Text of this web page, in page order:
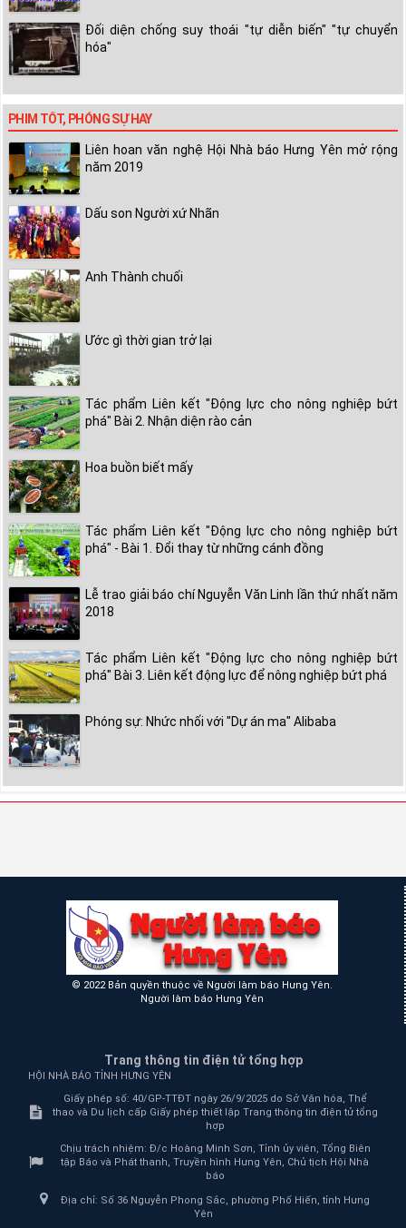
Đối diện chống suy thoái "tự diễn biến" "tự chuyển
hóa"
PHIM TỐT, PHÓNG SỰ HAY
Liên hoan văn nghệ Hội Nhà báo Hưng Yên mở rộng
năm 2019
Dấu son Người xứ Nhãn
Anh Thành chuối
Ước gì thời gian trở lại
Tác phẩm Liên kết "Động lực cho nông nghiệp bứt
phá" Bài 2. Nhận diện rào cản
Hoa buồn biết mấy
Tác phẩm Liên kết "Động lực cho nông nghiệp bứt
phá" - Bài 1. Đổi thay từ những cánh đồng
Lễ trao giải báo chí Nguyễn Văn Linh lần thứ nhất năm
2018
Tác phẩm Liên kết "Động lực cho nông nghiệp bứt
phá" Bài 3. Liên kết động lực để nông nghiệp bứt phá
Phóng sự: Nhức nhối với "Dự án ma" Alibaba
© 2022 Bản quyền thuộc về Người làm báo Hưng Yên.
Người làm báo Hưng Yên
Trang thông tin điện tử tổng hợp
HỘI NHÀ BÁO TỈNH HƯNG YÊN
Giấy phép số: 40/GP-TTĐT ngày 26/9/2025 do Sở Văn hóa, Thể
thao và Du lịch cấp Giấy phép thiết lập Trang thông tin điện tử tổng
hợp
Chịu trách nhiệm: Đ/c Hoàng Minh Sơn, Tỉnh ủy viên, Tổng Biên
tập Báo và Phát thanh, Truyền hình Hưng Yên, Chủ tịch Hội Nhà
báo
Địa chỉ: Số 36 Nguyễn Phong Sắc, phường Phố Hiến, tỉnh Hưng
Yên